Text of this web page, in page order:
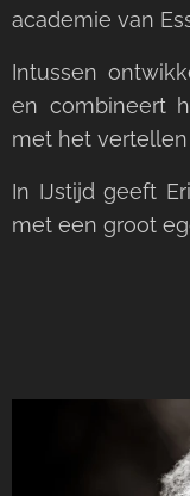
academie van
Intussen
en combineert
met het
In IJstijd geeft
met een groot